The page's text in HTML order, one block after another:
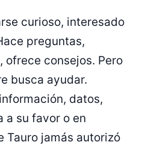
curioso, interesado
preguntas,
ofrece consejos. Pero
busca ayudar.
datos,
a su favor o en
Tauro jamás autorizó